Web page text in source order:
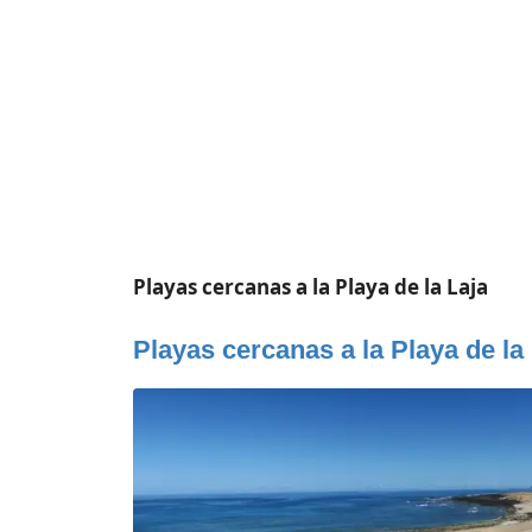
Playas cercanas a la Playa de la Laja
Playas cercanas a la Playa de la